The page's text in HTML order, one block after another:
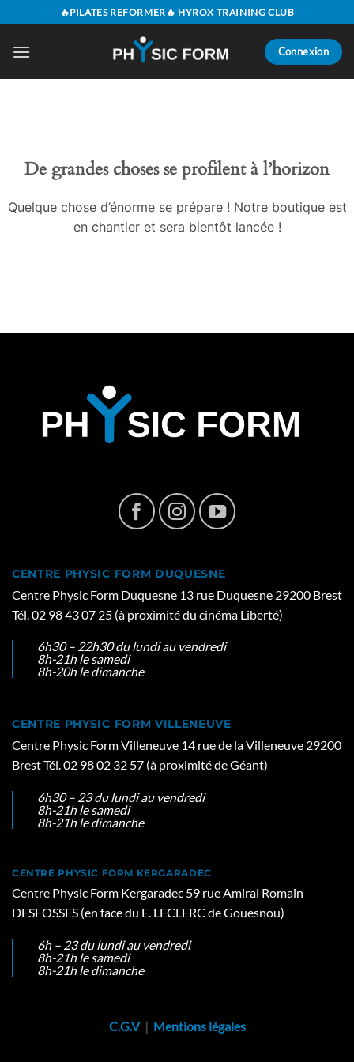
au
contenu
🔥PILATES REFORMER🔥 HYROX TRAINING CLUB
Connexion
De grandes choses se profilent à l’horizon
Quelque chose d’énorme se prépare ! Notre boutique est
en chantier et sera bientôt lancée !
CENTRE PHYSIC FORM DUQUESNE
Centre Physic Form Duquesne 13 rue Duquesne 29200 Brest
Tél. 02 98 43 07 25 (à proximité du cinéma Liberté)
6h30 – 22h30 du lundi au vendredi
8h-21h le samedi
8h-20h le dimanche
CENTRE PHYSIC FORM VILLENEUVE
Centre Physic Form Villeneuve 14 rue de la Villeneuve 29200
Brest Tél. 02 98 02 32 57 (à proximité de Géant)
6h30 – 23 du lundi au vendredi
8h-21h le samedi
8h-21h le dimanche
CENTRE PHYSIC FORM KERGARADEC
Centre Physic Form Kergaradec 59 rue Amiral Romain
DESFOSSES (en face du E. LECLERC de Gouesnou)
6h – 23 du lundi au vendredi
8h-21h le samedi
8h-21h le dimanche
C.G.V| Mentions légales